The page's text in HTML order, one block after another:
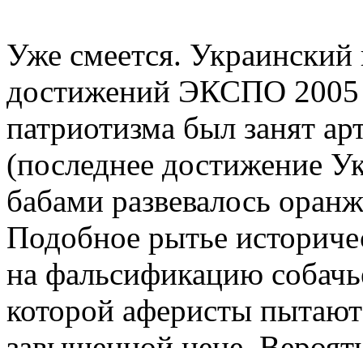
Уже смеется. Украинский
достижений ЭКСПО 2005
патриотизма был занят
(последнее достижение
бабами развевалось
Подобное рытье
на фальсификацию
которой аферисты